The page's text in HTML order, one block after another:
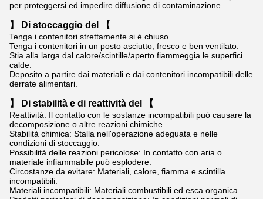
per proteggersi ed impedire diffusione di contaminazione.
】 Di stoccaggio del 【
Tenga i contenitori strettamente si è chiuso.
Tenga i contenitori in un posto asciutto, fresco e ben ventilato.
Stia alla larga dal calore/scintille/aperto fiammeggia le superfici
calde.
Deposito a partire dai materiali e dai contenitori incompatibili delle
derrate alimentari.
】 Di stabilità e di reattività del 【
Reattività: Il contatto con le sostanze incompatibili può causare la
decomposizione o altre reazioni chimiche.
Stabilità chimica: Stalla nell'operazione adeguata e nelle
condizioni di stoccaggio.
Possibilità delle reazioni pericolose: In contatto con aria o
materiale infiammabile può esplodere.
Circostanze da evitare: Materiali, calore, fiamma e scintilla
incompatibili.
Materiali incompatibili: Materiali combustibili ed esca organica.